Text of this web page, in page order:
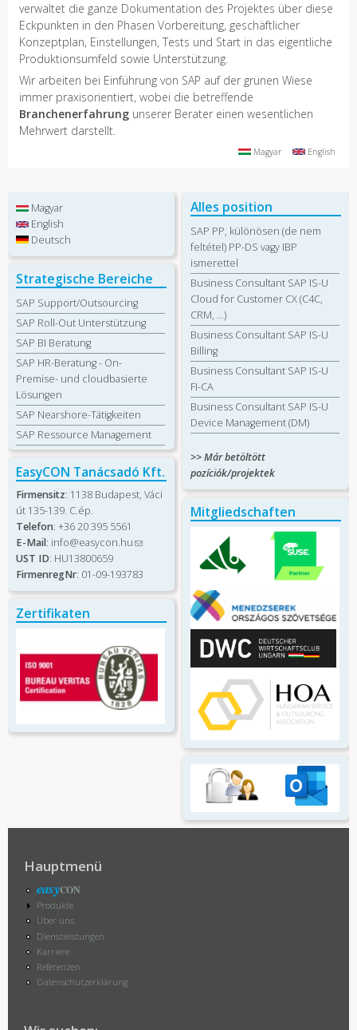
verwaltet die ganze Dokumentation des Projektes über diese
Eckpunkten in den Phasen Vorbereitung, geschäftlicher
Konzeptplan, Einstellungen, Tests und Start in das eigentliche
Produktionsumfeld sowie Unterstützung.
Wir arbeiten bei Einführung von SAP auf der grünen Wiese
immer praxisorientiert, wobei die betreffende
Branchenerfahrung unserer Berater einen wesentlichen
Mehrwert darstellt.
Magyar English
Magyar
English
Deutsch
Strategische Bereiche
SAP Support/Outsourcing
SAP Roll-Out Unterstützung
SAP BI Beratung
SAP HR-Beratung - On-
Premise- und cloudbasierte
Lösungen
SAP Nearshore-Tätigkeiten
SAP Ressource Management
EasyCON Tanácsadó Kft.
Firmensitz: 1138 Budapest, Váci
út 135-139. C.ép.
Telefon: +36 20 395 5561
E-Mail: info@easycon.hu(Link
Mail)
UST ID: HU13800659
FirmenregNr: 01-09-193783
Zertifikaten
Alles position
SAP PP, különösen (de nem
feltétel) PP-DS vagy IBP
ismerettel
Business Consultant SAP IS-U
Cloud for Customer CX (C4C,
CRM, …)
Business Consultant SAP IS-U
Billing
Business Consultant SAP IS-U
FI-CA
Business Consultant SAP IS-U
Device Management (DM)
>> Már betöltött
pozíciók/projektek
Mitgliedschaften
Hauptmenü
easyCON
Produkte
Über uns
Dienstleistungen
Karriere
Referenzen
Datenschutzerklärung